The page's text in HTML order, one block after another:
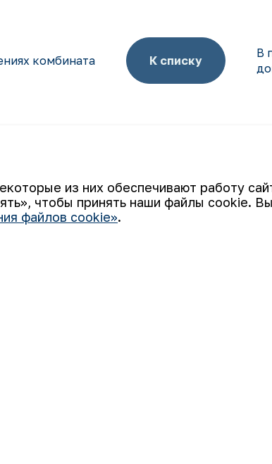
комбината К списку
В
«НГМК») входит в четвёрку крупнейших мировых
использующим последние инновации и
от геологоразведки до реализации готовой
из них обеспечивают работу
чтобы принять наши файлы cookie.
файлов cookie».